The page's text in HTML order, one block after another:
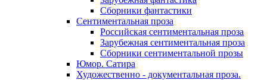
Сборники фантастики
Сентиментальная проза
Российская сентиментальная проза
Зарубежная сентиментальная проза
Сборники сентиментальной прозы
Юмор. Сатира
Художественно - документальная проза.